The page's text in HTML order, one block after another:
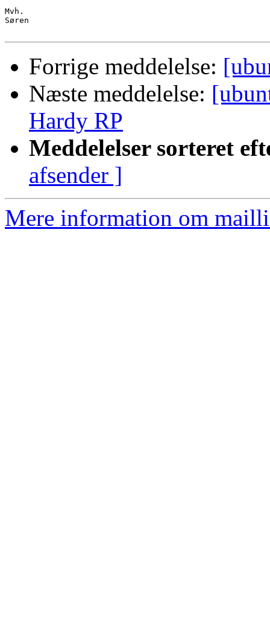
Mvh.
Søren
Forrige meddelelse:
Næste meddelelse:
Hardy RP
Meddelelser sorteret
afsender ]
Mere information om